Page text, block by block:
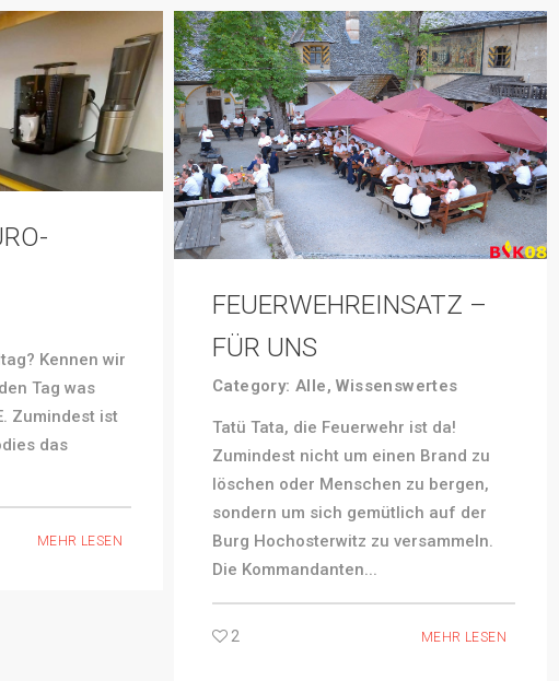
Kennen wir
Tag was
ist
das
MEHR LESEN
FEUERWEHREINSATZ –
FÜR UNS
Category:Alle,Wissenswertes
Tatü Tata, die Feuerwehr ist da!
Zumindest nicht um einen Brand zu
löschen oder Menschen zu bergen,
sondern um sich gemütlich auf der
Burg Hochosterwitz zu versammeln.
Die Kommandanten...
2 MEHR LESEN